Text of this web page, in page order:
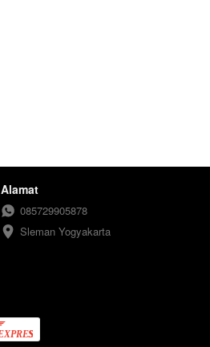
Alamat
085729905878
Sleman Yogyakarta